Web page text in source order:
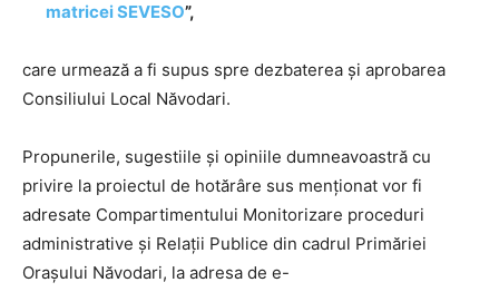
matricei SEVESO”,
care urmează a fi supus spre dezbaterea și aprobarea
Consiliului Local Năvodari.
Propunerile, sugestiile și opiniile dumneavoastră cu
privire la proiectul de hotărâre sus menționat vor fi
adresate Compartimentului Monitorizare proceduri
administrative și Relații Publice din cadrul Primăriei
Orașului Năvodari, la adresa de e-